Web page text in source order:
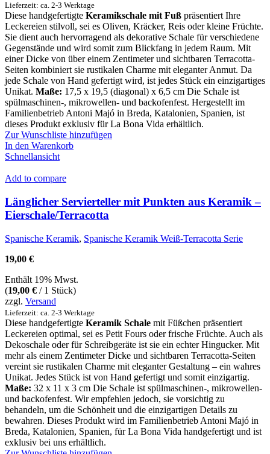
Lieferzeit: ca. 2-3 Werktage
Diese handgefertigte Keramikschale mit Fuß präsentiert Ihre
Leckereien stilvoll, sei es Oliven, Kräcker, Reis oder kleine Früchte.
Sie dient auch hervorragend als dekorative Schale für verschiedene
Gegenstände und wird somit zum Blickfang in jedem Raum. Mit
einer Dicke von über einem Zentimeter und sichtbaren Terracotta-
Seiten kombiniert sie rustikalen Charme mit eleganter Anmut. Da
jede Schale von Hand gefertigt wird, ist jedes Stück ein einzigartiges
Unikat. Maße: 17,5 x 19,5 (diagonal) x 6,5 cm Die Schale ist
spülmaschinen-, mikrowellen- und backofenfest. Hergestellt im
Familienbetrieb Antoni Majó in Breda, Katalonien, Spanien, ist
dieses Produkt exklusiv für La Bona Vida erhältlich.
Zur Wunschliste hinzufügen
In den Warenkorb
Schnellansicht
Add to compare
Länglicher Servierteller mit Punkten aus Keramik –
Eierschale/Terracotta
Spanische Keramik, Spanische Keramik Weiß-Terracotta Serie
19,00 €
Enthält 19% Mwst.
(19,00 € / 1 Stück)
zzgl. Versand
Lieferzeit: ca. 2-3 Werktage
Diese handgefertigte Keramik Schale mit Füßchen präsentiert
Leckereien optimal, sei es Petit Fours oder frische Früchte. Auch als
Dekoschale oder für Schreibgeräte ist sie ein echter Hingucker. Mit
mehr als einem Zentimeter Dicke und sichtbaren Terracotta-Seiten
vereint sie rustikalen Charme mit eleganter Gestaltung – ein wahres
Unikat. Jedes Stück ist von Hand gefertigt und somit einzigartig.
Maße: 32 x 11 x 3 cm Die Schale ist spülmaschinen-, mikrowellen-
und backofenfest. Wir empfehlen jedoch, sie vorsichtig zu
behandeln, um die Schönheit und die einzigartigen Details zu
bewahren. Dieses Produkt wird im Familienbetrieb Antoni Majó in
Breda, Katalonien, Spanien, für La Bona Vida handgefertigt und ist
exklusiv bei uns erhältlich.